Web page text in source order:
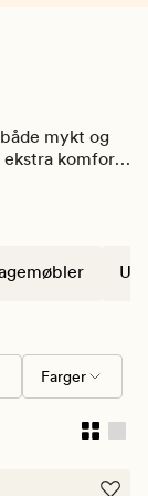
mykt og
komfort
på
Farger